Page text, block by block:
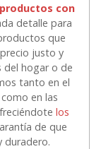
productos con
detalle para
que
justo y
hogar o de
tanto en el
en las
los
de que
duradero.